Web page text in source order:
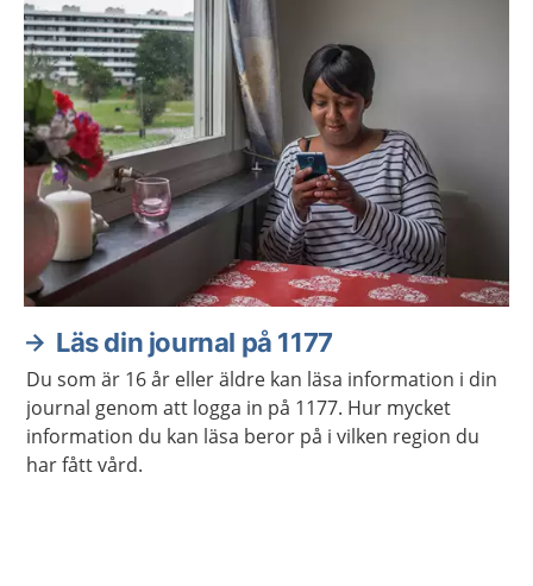
Läs din journal på 1177
Du som är 16 år eller äldre kan läsa information i din
journal genom att logga in på 1177. Hur mycket
information du kan läsa beror på i vilken region du
har fått vård.